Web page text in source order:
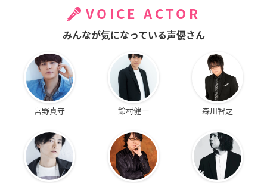
VOICE ACTOR
みんなが気になっている声優さん
宮野真守 鈴村健一 森川智之